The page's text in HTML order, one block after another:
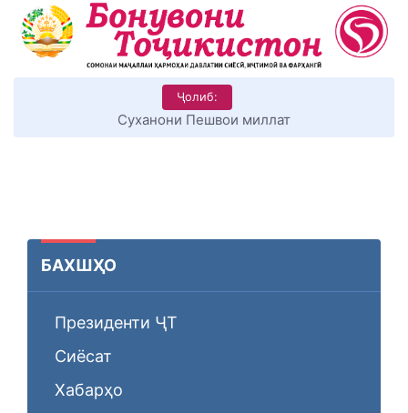
Ҷолиб:
Суханони Пешвои миллат
БАХШҲО
Президенти ҶТ
Сиёсат
Хабарҳо